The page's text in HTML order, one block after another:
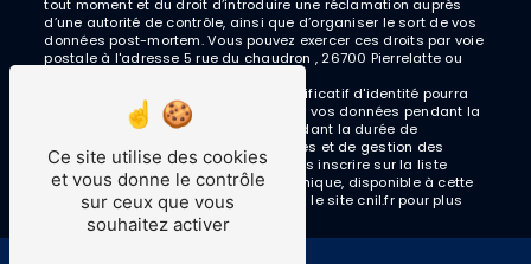
tout moment et du droit d’introduire une réclamation auprès
d’une autorité de contrôle, ainsi que d’organiser le sort de vos
données post-mortem. Vous pouvez exercer ces droits par voie
postale à l'adresse 5 rue du chaudron , 26700 Pierrelatte ou
carrosseriemorly@gmail.com. Un justificatif d'identité pourra
vous être demandé. Nous conservons vos données pendant la
période de prise de contact puis pendant la durée de
prescription légale aux fins probatoires et de gestion des
contentieux. Vous avez le droit de vous inscrire sur la liste
d'opposition au démarchage téléphonique, disponible à cette
adresse: Bloctel.gouv.fr. Consultez le site cnil.fr pour plus
d’informations sur vos droits.
Ce site utilise des cookies
et vous donne le contrôle
sur ceux que vous
souhaitez activer